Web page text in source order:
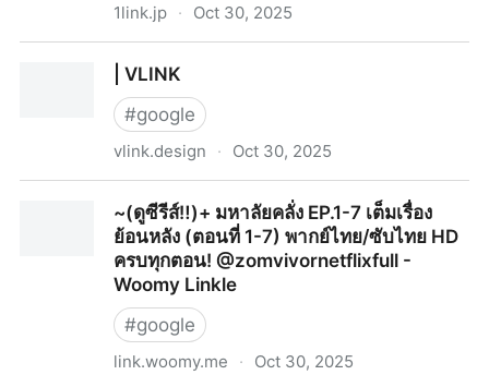
1link.jp · Oct 30, 2025
UNCUT Ver. ดูล่าสุดเต็มเรื่อง พากย์ไทย ย้อนหลัง HD ทุก
ตอน! ดูฟรี (@head2headep2) | Onelink
| VLINK
#google
vlink.design · Oct 30, 2025
~(ดูซีรีส์‼️)+ มหาลัยคลั่ง EP.1-7 เต็มเรื่อง
ย้อนหลัง (ตอนที่ 1-7) พากย์ไทย/ซับไทย HD
ครบทุกตอน! @zomvivornetflixfull -
Woomy Linkle
#google
link.woomy.me · Oct 30, 2025